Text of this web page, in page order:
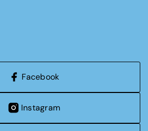
Facebook
Instagram